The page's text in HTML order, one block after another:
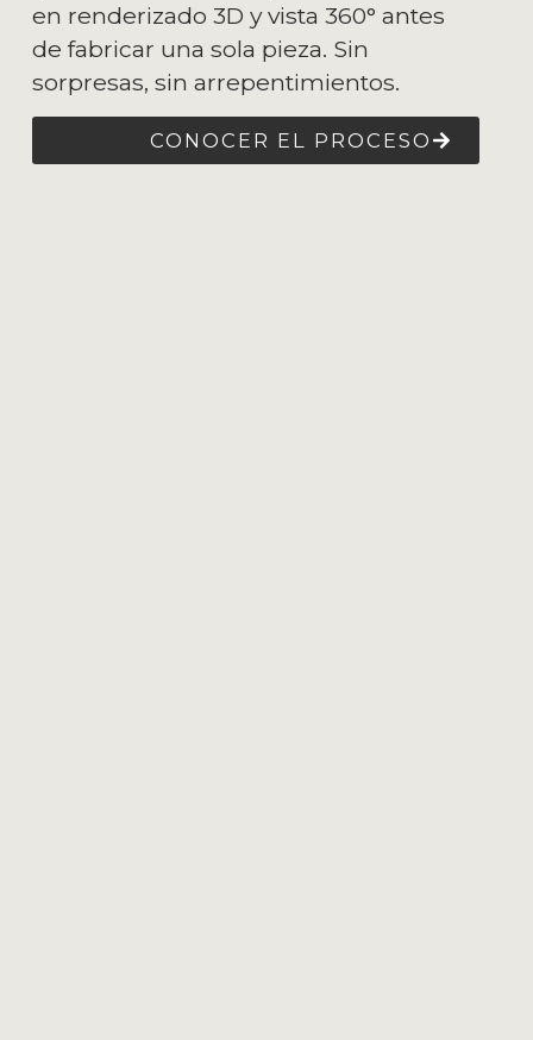
en renderizado 3D y vista 360° antes
de fabricar una sola pieza. Sin
sorpresas, sin arrepentimientos.
CONOCER EL PROCESO